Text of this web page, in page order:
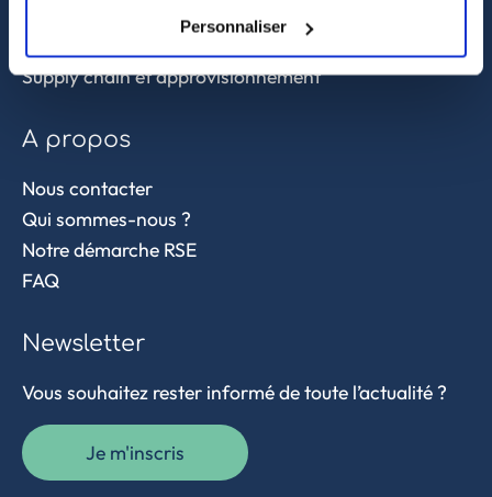
Personnaliser
Sourcing et achat en Asie
Supply chain et approvisionnement
A propos
Nous contacter
Qui sommes-nous ?
Notre démarche RSE
FAQ
Newsletter
Vous souhaitez rester informé de toute l’actualité ?
Je m'inscris